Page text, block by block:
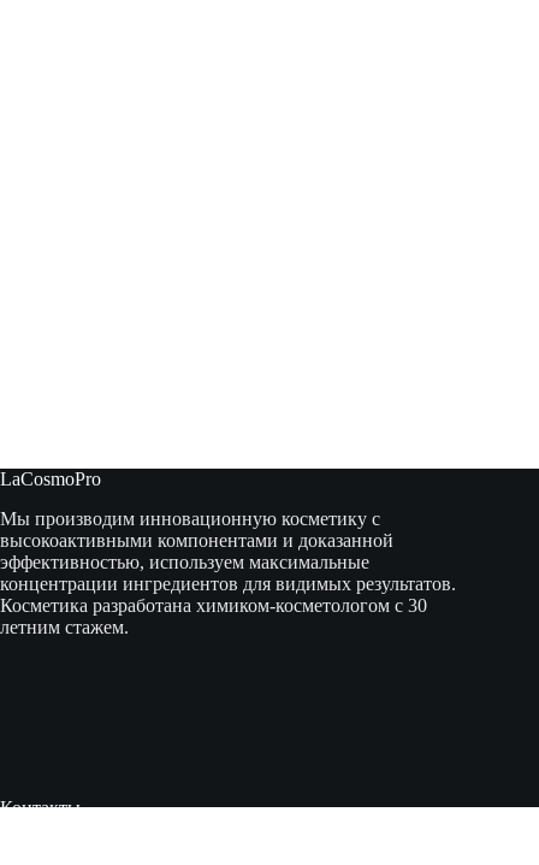
LaCosmoPro
Мы производим инновационную косметику с
высокоактивными компонентами и доказанной
эффективностью, используем максимальные
концентрации ингредиентов для видимых результатов.
Косметика разработана химиком-косметологом с 30
летним стажем.
Контакты